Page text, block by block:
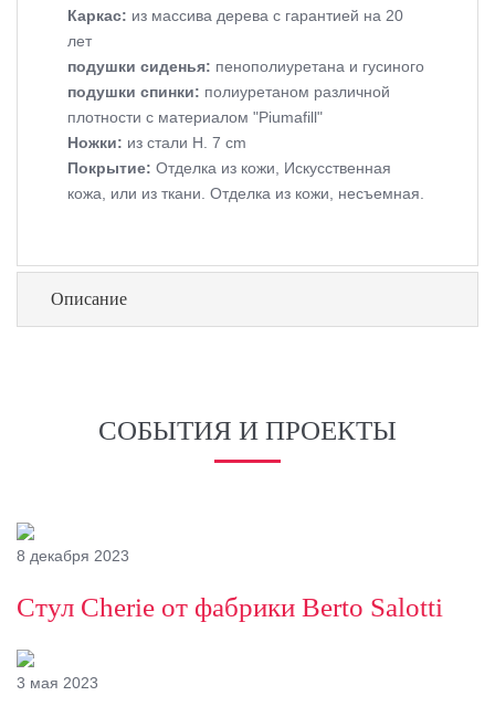
Каркас: из массива дерева с гарантией на 20
лет
подушки сиденья: пенополиуретана и гусиного
подушки спинки: полиуретаном различной
плотности с материалом "Piumafill"
Ножки: из стали H. 7 cm
Покрытие: Отделка из кожи, Искусственная
кожа, или из ткани. Отделка из кожи, несъемная.
Описание
СОБЫТИЯ И ПРОЕКТЫ
8 декабря 2023
Стул Cherie от фабрики Berto Salotti
3 мая 2023